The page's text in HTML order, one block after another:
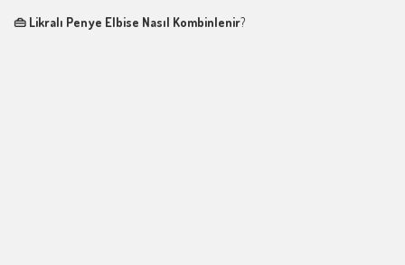
👜 Likralı Penye Elbise Nasıl Kombinlenir?